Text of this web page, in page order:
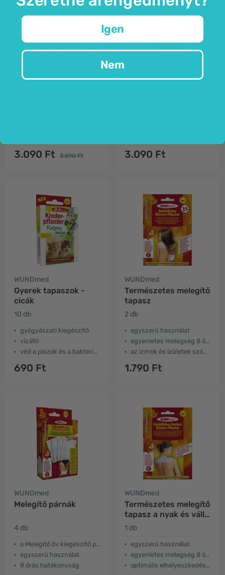
Nincs raktáron
Hűsítő tapasz
3.090 Ft 3.590 Ft
Tapasz spray alakban
3.090 Ft
WUNDmed
Gyerek tapaszok -
cicák
10 db
gyógyászati kiegészítő
vízálló
véd a piszok és a baktériumok ellen
690 Ft
WUNDmed
Természetes melegítő
tapasz
2 db
egyszerű használat
egyenletes melegség 8 órán át
az izmok és ízületek számára
1.790 Ft
WUNDmed
Melegítő párnák
4 db
a Melegítő öv kiegészítő párnái
egyszerű használat
8 órás hatékonyság
WUNDmed
Természetes melegítő
tapasz a nyak és váll
részére
1 db
egyszerű használat
egyenletes melegség 8 órán át
optimális elhelyeszkedés a nyakon
Igen
Nem